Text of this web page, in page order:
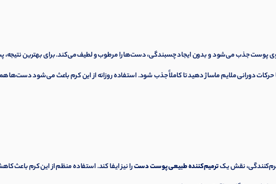
جذب می‌شود و بدون ایجاد چسبندگی، دست‌ها را مرطوب و لطیف می‌کند. برای بهترین نتیجه،
دورانی ملایم ماساژ دهید تا کاملاً جذب شود. استفاده روزانه از این کرم باعث می‌شود دست‌ها
ترمیم‌کننده طبیعی پوست دسترا نیز ایفا کند. استفاده منظم از این کرم باعث